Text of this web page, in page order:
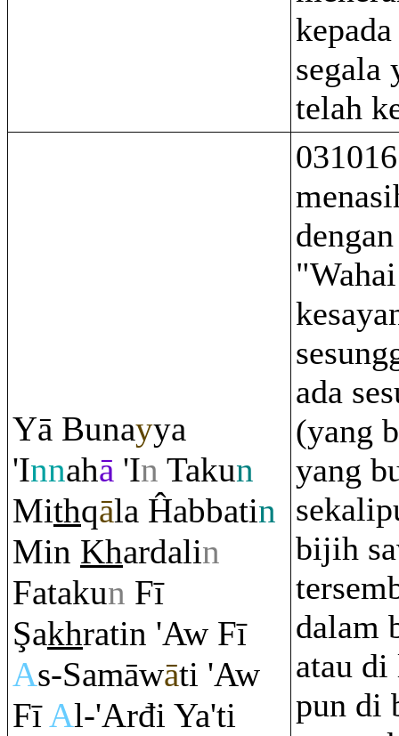
segala
telah
Yā Bunayya
'Innahā 'In Takun
Mithqāla Ĥabbatin
Min Khardalin
Fatakun Fī
Şakhratin 'Aw Fī
As-Samāwāti 'Aw
FīAl-'Arđi Ya'ti
ada
(yang
yang
bijih
dalam
atau di
pun di